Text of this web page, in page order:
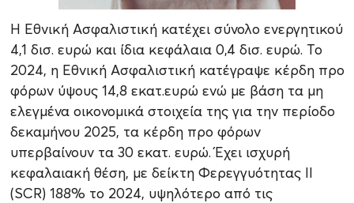
Η Εθνική Ασφαλιστική κατέχει σύνολο ενεργητικού
4,1 δισ. ευρώ και ίδια κεφάλαια 0,4 δισ. ευρώ. Το
2024, η Εθνική Ασφαλιστική κατέγραψε κέρδη προ
φόρων ύψους 14,8 εκατ.ευρώ ενώ με βάση τα μη
ελεγμένα οικονομικά στοιχεία της για την περίοδο
δεκαμήνου 2025, τα κέρδη προ φόρων
υπερβαίνουν τα 30 εκατ. ευρώ. Έχει ισχυρή
κεφαλαιακή θέση, με δείκτη Φερεγγυότητας ΙΙ
(SCR) 188% το 2024, υψηλότερο από τις